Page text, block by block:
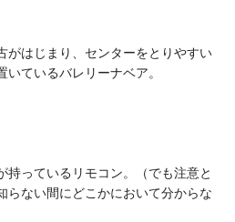
がはじまり、センターをとりやすい
ているバレリーナベア。
持っているリモコン。（でも注意と
らない間にどこかにおいて分からな